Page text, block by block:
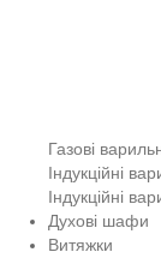
Газові
Індукційні
Індукційні
Духові шафи
Витяжки